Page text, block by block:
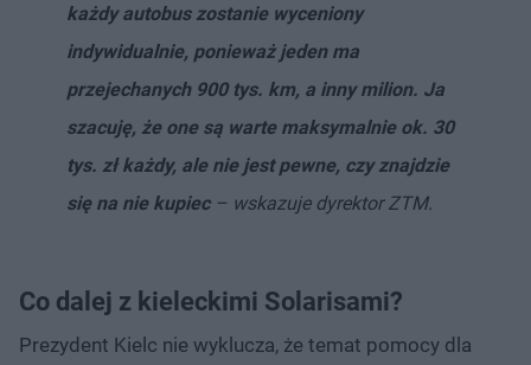
każdy autobus zostanie wyceniony
indywidualnie, ponieważ jeden ma
przejechanych 900 tys. km, a inny milion. Ja
szacuję, że one są warte maksymalnie ok. 30
tys. zł każdy, ale nie jest pewne, czy znajdzie
się na nie kupiec– wskazuje dyrektor ZTM.
Co dalej z kieleckimi Solarisami?
Prezydent Kielc nie wyklucza, że temat pomocy dla